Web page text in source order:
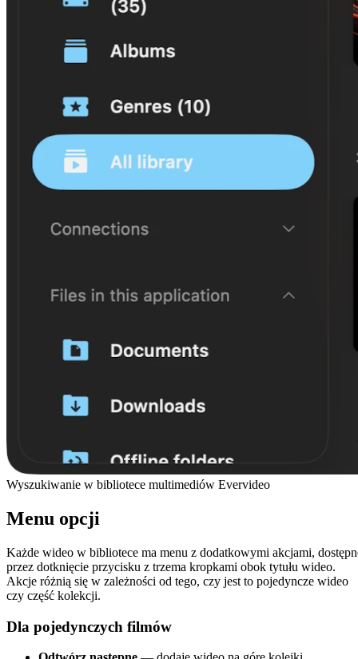
Wyszukiwanie w bibliotece multimediów Evervideo
Menu opcji
Każde wideo w bibliotece ma menu z dodatkowymi akcjami,
przez dotknięcie przycisku z trzema kropkami obok tytułu wideo.
Akcje różnią się w zależności od tego, czy jest to pojedyncze wideo
czy część kolekcji.
Dla pojedynczych filmów